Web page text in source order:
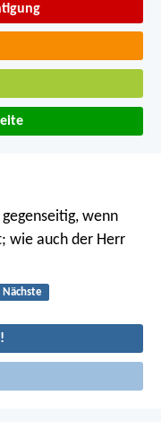
wenn
wie auch der Herr
Nächste